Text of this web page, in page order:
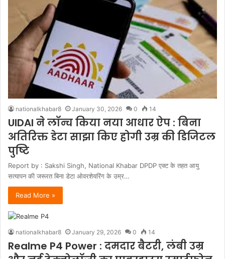
nationalkhabar8 January 30, 2026 0 14
UIDAI ने लॉन्च किया नया आधार ऐप : बिना
अतिरिक्त डेटा साझा किए होगी उम्र की डिजिटल
पुष्टि
Report by : Sakshi Singh, National Khabar DPDP एक्ट के तहत आयु
सत्यापन की जरूरत बिना डेटा ओवरशेयरिंग के उम्र…
Read More »
nationalkhabar8 January 29, 2026 0 14
Realme P4 Power : दमदार बैटरी, लंबी उम्र